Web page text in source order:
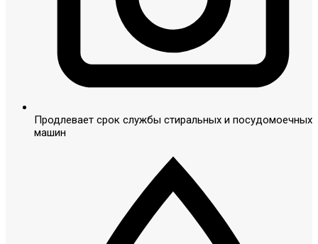
Продлевает срок службы стиральных и посудомоечных
машин